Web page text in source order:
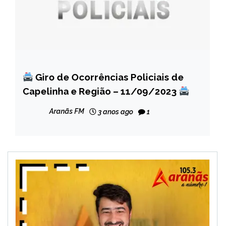
CAPELINHA
MINAS
Giro de Ocorrências Policiais de
Capelinha e Região – 11/09/2023
Aranãs FM 3 anos ago 1